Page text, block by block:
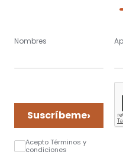
Nombres
Suscríbeme›
Acepto Términos y
condiciones